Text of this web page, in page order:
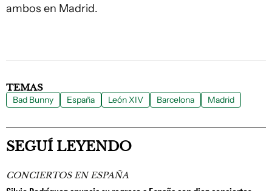
ambos en Madrid.
TEMAS
Bad Bunny España León XIV Barcelona Madrid
SEGUÍ LEYENDO
CONCIERTOS EN ESPAÑA